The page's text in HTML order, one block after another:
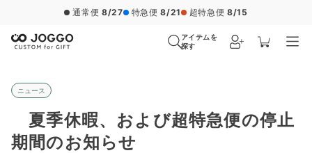
通常便 8/27 特急便 8/21 超特急便 8/15
アイテムを
探す
ニュース
夏季休暇、および超特急便の停止
期間のお知らせ